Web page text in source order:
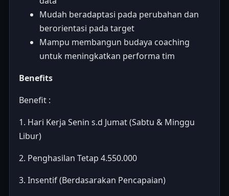
Mudah beradaptasi pada perubahan dan
berorientasi pada target
Mampu membangun budaya coaching
untuk meningkatkan performa tim
Benefits
Benefit :
1. Hari Kerja Senin s.d Jumat (Sabtu & Minggu
Libur)
2. Penghasilan Tetap 4.550.000
3. Insentif (Berdasarakan Pencapaian)